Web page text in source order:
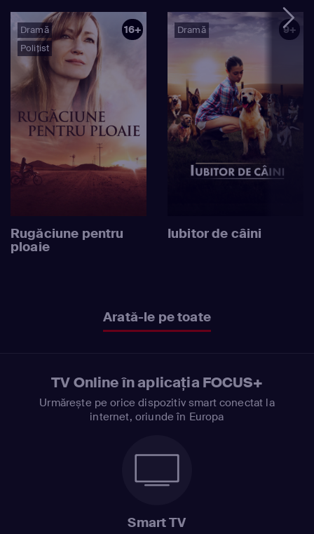
Dramă
Polițist
16+
Rugăciune pentru
ploaie
Dramă 9+
Iubitor de câini
Arată-le pe toate
TV Online în aplicația FOCUS+
Urmărește pe orice dispozitiv smart conectat la
internet, oriunde în Europa
Smart TV